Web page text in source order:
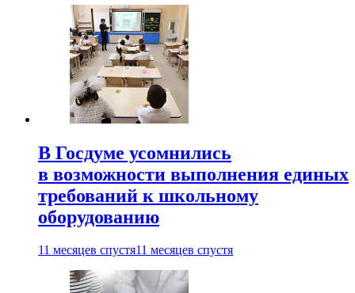
В Госдуме усомнились
в возможности выполнения единых
требований к школьному
оборудованию
11 месяцев спустя11 месяцев спустя